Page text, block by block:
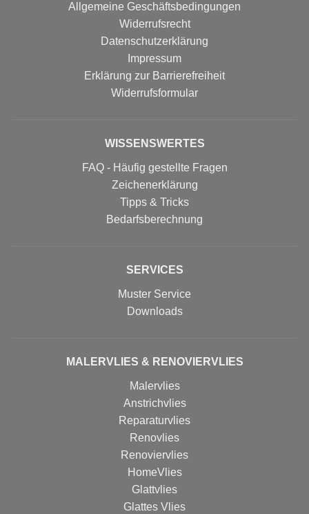
Allgemeine Geschäftsbedingungen
Widerrufsrecht
Datenschutzerklärung
Impressum
Erklärung zur Barrierefreiheit
Widerrufs­formular
WISSENSWERTES
FAQ - Häufig gestellte Fragen
Zeichenerklärung
Tipps & Tricks
Bedarfsberechnung
SERVICES
Muster Service
Downloads
MALERVLIES & RENOVIERVLIES
Malervlies
Anstrichvlies
Reparaturvlies
Renovlies
Renoviervlies
HomeVlies
Glattvlies
Glattes Vlies